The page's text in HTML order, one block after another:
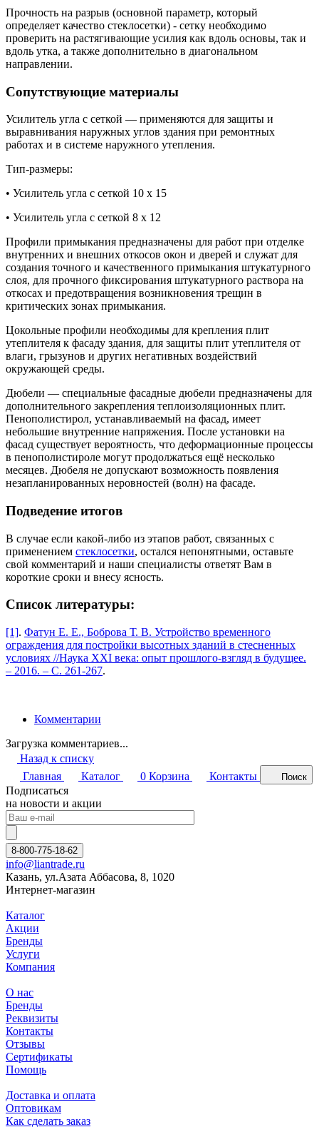
Прочность на разрыв (основной параметр, который
определяет качество стеклосетки) - сетку необходимо
проверить на растягивающие усилия как вдоль основы, так и
вдоль утка, а также дополнительно в диагональном
направлении.
Сопутствующие материалы
Усилитель угла с сеткой — применяются для защиты и
выравнивания наружных углов здания при ремонтных
работах и в системе наружного утепления.
Тип-размеры:
• Усилитель угла с сеткой 10 х 15
• Усилитель угла с сеткой 8 х 12
Профили примыкания предназначены для работ при отделке
внутренних и внешних откосов окон и дверей и служат для
создания точного и качественного примыкания штукатурного
слоя, для прочного фиксирования штукатурного раствора на
откосах и предотвращения возникновения трещин в
критических зонах примыкания.
Цокольные профили необходимы для крепления плит
утеплителя к фасаду здания, для защиты плит утеплителя от
влаги, грызунов и других негативных воздействий
окружающей среды.
Дюбели — cпециальные фасадные дюбели предназначены для
дополнительного закрепления теплоизоляционных плит.
Пенополистирол, устанавливаемый на фасад, имеет
небольшие внутренние напряжения. После установки на
фасад существует вероятность, что деформационные процессы
в пенополистироле могут продолжаться ещё несколько
месяцев. Дюбеля не допускают возможность появления
незапланированных неровностей (волн) на фасаде.
Подведение итогов
В случае если какой-либо из этапов работ, связанных с
применением стеклосетки, остался непонятными, оставьте
свой комментарий и наши специалисты ответят Вам в
короткие сроки и внесу ясность.
Список литературы:
[1]. Фатун Е. Е., Боброва Т. В. Устройство временного
ограждения для постройки высотных зданий в стесненных
условиях //Наука XXI века: опыт прошлого-взгляд в будущее.
– 2016. – С. 261-267.
Комментарии
Загрузка комментариев...
Назад к списку
Главная
Каталог 0 Корзина Контакты Поиск
Подписаться
на новости и акции
8-800-775-18-62
info@liantrade.ru
Казань, ул.Азата Аббасова, 8, 1020
Интернет-магазин
Каталог
Акции
Бренды
Услуги
Компания
О нас
Бренды
Реквизиты
Контакты
Отзывы
Сертификаты
Помощь
Доставка и оплата
Оптовикам
Как сделать заказ